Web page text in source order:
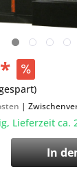
|
Lieferzeit ca.
In